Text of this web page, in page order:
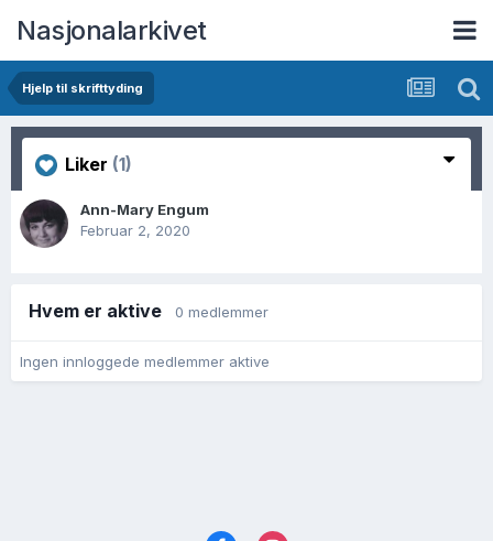
Nasjonalarkivet
Hjelp til skrifttyding
Liker (1)
Ann-Mary Engum
Februar 2, 2020
Hvem er aktive 0 medlemmer
Ingen innloggede medlemmer aktive